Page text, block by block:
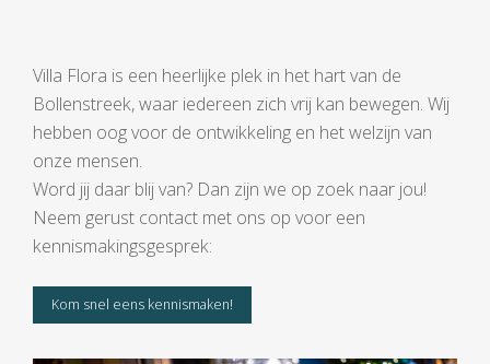
Villa Flora is een heerlijke plek in het hart van de
Bollenstreek, waar iedereen zich vrij kan bewegen. Wij
hebben oog voor de ontwikkeling en het welzijn van
onze mensen.
Word jij daar blij van? Dan zijn we op zoek naar jou!
Neem gerust contact met ons op voor een
kennismakingsgesprek:
Kom snel eens kennismaken!